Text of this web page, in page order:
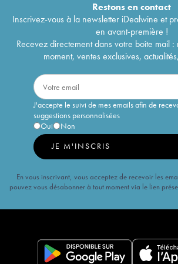
Restons encontact
Inscrivez-vous à la newsletter iDealwine et
en avant-première !
Recevez directement dans votre boîte mail :
moment, ventes exclusives,
J'accepte le suivi de mes emails afin de
suggestions personnalisées
Oui
Non
JE M'INSCRIS
En vous inscrivant, vous acceptez de recevoir les
pouvez vous désabonner à tout moment via le lien